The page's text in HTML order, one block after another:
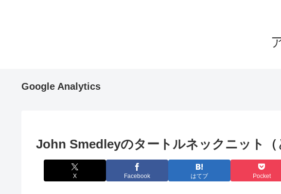
Google Analytics
John Smedleyのタートルネックニット（
X Facebook はてブ Pocket